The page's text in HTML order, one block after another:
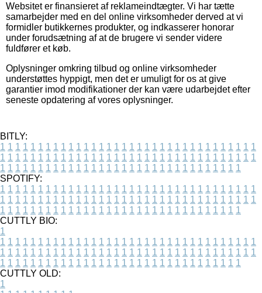
Websitet er finansieret af reklameindtægter. Vi har tætte
samarbejder med en del online virksomheder derved at vi
formidler butikkernes produkter, og indkasserer honorar
under forudsætning af at de brugere vi sender videre
fuldfører et køb.
Oplysninger omkring tilbud og online virksomheder
understøttes hyppigt, men det er umuligt for os at give
garantier imod modifikationer der kan være udarbejdet efter
seneste opdatering af vores oplysninger.
BITLY:
1 1 1 1 1 1 1 1 1 1 1 1 1 1 1 1 1 1 1 1 1 1 1 1 1 1 1 1 1 1 1 1 1 1
1 1 1 1 1 1 1 1 1 1 1 1 1 1 1 1 1 1 1 1 1 1 1 1 1 1 1 1 1 1 1 1 1 1
1 1 1 1 1 1 1 1 1 1 1 1 1 1 1 1 1 1 1 1 1 1 1 1 1 1 1 1 1 1 1 1
SPOTIFY:
1 1 1 1 1 1 1 1 1 1 1 1 1 1 1 1 1 1 1 1 1 1 1 1 1 1 1 1 1 1 1 1 1 1
1 1 1 1 1 1 1 1 1 1 1 1 1 1 1 1 1 1 1 1 1 1 1 1 1 1 1 1 1 1 1 1 1 1
1 1 1 1 1 1 1 1 1 1 1 1 1 1 1 1 1 1 1 1 1 1 1 1 1 1 1 1 1 1 1 1
CUTTLY BIO:
1
1 1 1 1 1 1 1 1 1 1 1 1 1 1 1 1 1 1 1 1 1 1 1 1 1 1 1 1 1 1 1 1 1 1
1 1 1 1 1 1 1 1 1 1 1 1 1 1 1 1 1 1 1 1 1 1 1 1 1 1 1 1 1 1 1 1 1 1
1 1 1 1 1 1 1 1 1 1 1 1 1 1 1 1 1 1 1 1 1 1 1 1 1 1 1 1 1 1 1 1
CUTTLY OLD:
1